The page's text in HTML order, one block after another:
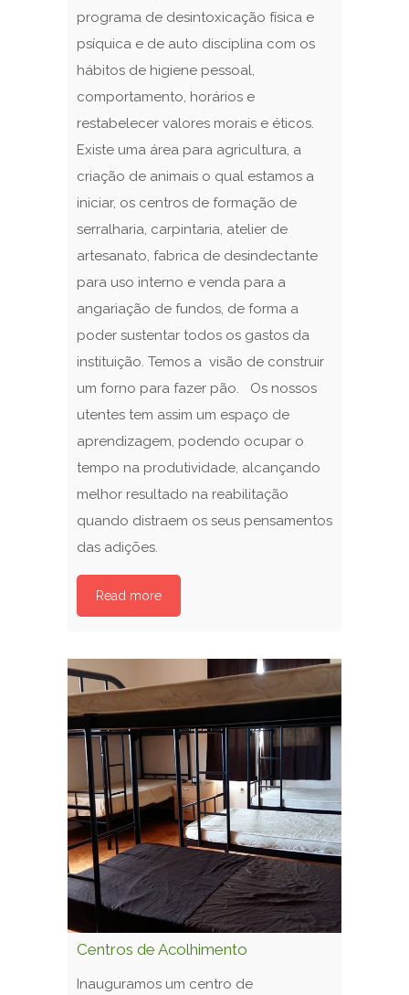
programa de desintoxicação física e
psíquica e de auto disciplina com os
hábitos de higiene pessoal,
comportamento, horários e
restabelecer valores morais e éticos.
Existe uma área para agricultura, a
criação de animais o qual estamos a
iniciar, os centros de formação de
serralharia, carpintaria, atelier de
artesanato, fabrica de desindectante
para uso interno e venda para a
angariação de fundos, de forma a
poder sustentar todos os gastos da
instituição. Temos a visão de construir
um forno para fazer pão. Os nossos
utentes tem assim um espaço de
aprendizagem, podendo ocupar o
tempo na produtividade, alcançando
melhor resultado na reabilitação
quando distraem os seus pensamentos
das adições.
Read more
Centros de Acolhimento
Inauguramos um centro de